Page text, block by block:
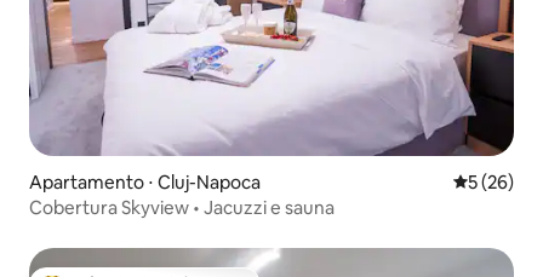
Apartamento ⋅ Cluj-Napoca 5 de uma
5 (26)
Cobertura Skyview • Jacuzzi e sauna